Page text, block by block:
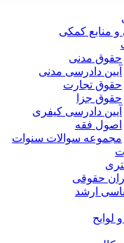
منابع کمکی
حقوق مدنی
آیین دادرسی مدنی
حقوق تجارت
حقوق جزا
آیین دادرسی کیفری
اصول فقه
مجموعه سوالات سنوات
حقوقی
ارشد
لوایح